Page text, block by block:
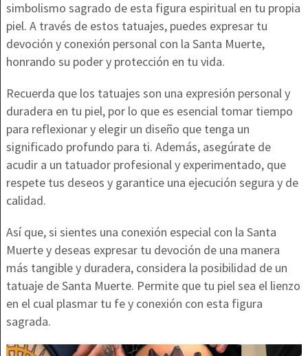
simbolismo sagrado de esta figura espiritual en tu propia
piel. A través de estos tatuajes, puedes expresar tu
devoción y conexión personal con la Santa Muerte,
honrando su poder y protección en tu vida.
Recuerda que los tatuajes son una expresión personal y
duradera en tu piel, por lo que es esencial tomar tiempo
para reflexionar y elegir un diseño que tenga un
significado profundo para ti. Además, asegúrate de
acudir a un tatuador profesional y experimentado, que
respete tus deseos y garantice una ejecución segura y de
calidad.
Así que, si sientes una conexión especial con la Santa
Muerte y deseas expresar tu devoción de una manera
más tangible y duradera, considera la posibilidad de un
tatuaje de Santa Muerte. Permite que tu piel sea el lienzo
en el cual plasmar tu fe y conexión con esta figura
sagrada.